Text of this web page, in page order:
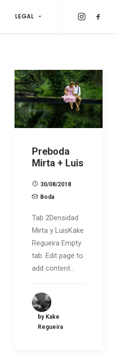
LEGAL
Preboda
Mirta + Luis
30/08/2018
Boda
Tab 2Densidad
Mirta y LuisKake
Regueira Empty
tab. Edit page to
add content…
by Kake
Regueira